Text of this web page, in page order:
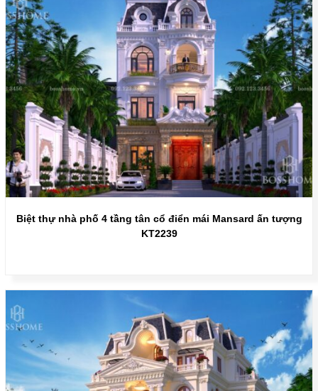
Biệt thự nhà phố 4 tầng tân cổ điển mái Mansard ấn tượng
KT2239